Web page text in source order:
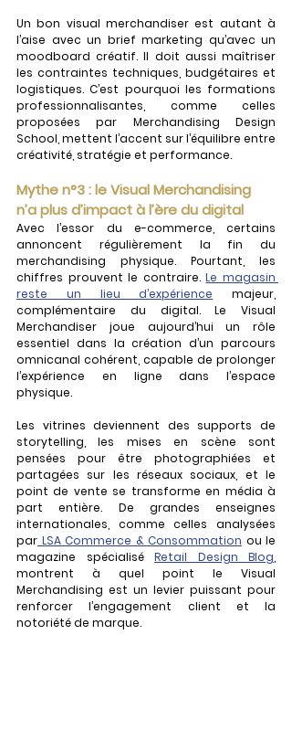
Un bon visual merchandiser est autant à
l’aise avec un brief marketing qu’avec un
moodboard créatif. Il doit aussi maîtriser
les contraintes techniques, budgétaires et
logistiques. C’est pourquoi les formations
professionnalisantes, comme celles
proposées par Merchandising Design
School, mettent l’accent sur l’équilibre entre
créativité, stratégie et performance.
Mythe n°3 : le Visual Merchandising
n’a plus d’impact à l’ère du digital
Avec l’essor du e-commerce, certains
annoncent régulièrement la fin du
merchandising physique. Pourtant, les
chiffres prouvent le contraire. Le magasin
reste un lieu d’expérience majeur,
complémentaire du digital. Le Visual
Merchandiser joue aujourd’hui un rôle
essentiel dans la création d’un parcours
omnicanal cohérent, capable de prolonger
l’expérience en ligne dans l’espace
physique.
Les vitrines deviennent des supports de
storytelling, les mises en scène sont
pensées pour être photographiées et
partagées sur les réseaux sociaux, et le
point de vente se transforme en média à
part entière. De grandes enseignes
internationales, comme celles analysées
par LSA Commerce & Consommation ou le
magazine spécialisé Retail Design Blog,
montrent à quel point le Visual
Merchandising est un levier puissant pour
renforcer l’engagement client et la
notoriété de marque.